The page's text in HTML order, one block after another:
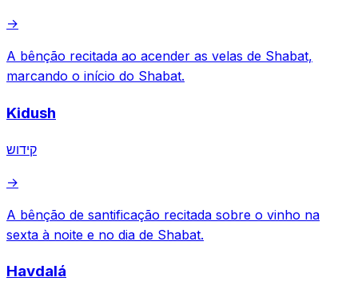
→
A bênção recitada ao acender as velas de Shabat,
marcando o início do Shabat.
Kidush
קידוש
→
A bênção de santificação recitada sobre o vinho na
sexta à noite e no dia de Shabat.
Havdalá